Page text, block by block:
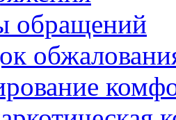
обращений